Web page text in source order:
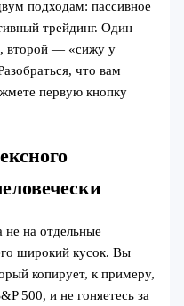
подходам: пассивное
трейдинг. Один
второй — «сижу у
что вам
первую кнопку
на отдельные
широкий кусок. Вы
копирует, к примеру,
500, и не гоняетесь за